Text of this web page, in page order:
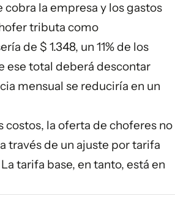
la empresa y los gastos
tributa como
de $ 1.348, un 11% de los
ese total deberá descontar
mensual se reduciría en un
costos, la oferta de choferes no
través de un ajuste por tarifa
tarifa base, en tanto, está en